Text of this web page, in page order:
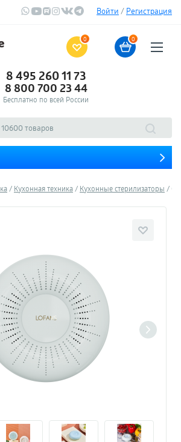
Войти / Регистрация
0 0
8 495 260 11 73
8 800 700 23 44
Бесплатно по всей России
Кухонная техника Кухонные стерилизаторы